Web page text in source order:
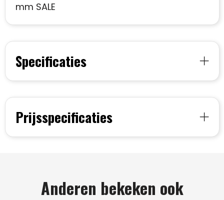
mm SALE
Specificaties
Prijsspecificaties
Anderen bekeken ook